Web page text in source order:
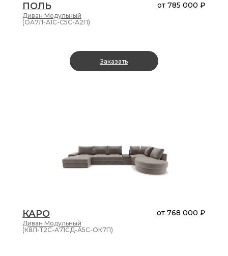
ПОЛЬ
Диван Модульный
от 785 000 ₽
(ОА7Л-А1С-С5С-А2П)
Заказать
КАРО
Диван Модульный
от 768 000 ₽
(К8Л-Т2С-А71СД-А5С-ОК7П)